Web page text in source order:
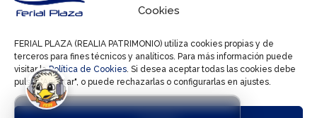
Cookies
FERIAL PLAZA (REALIA PATRIMONIO) utiliza cookies propias y de
terceros para fines técnicos y analíticos. Para más información puede
visitar laPolítica de Cookies. Si desea aceptar todas las cookies debe
pulsar "Aceptar", o puede rechazarlas o configurarlas en ajustes.
plan y
no
simples
acompañantes.